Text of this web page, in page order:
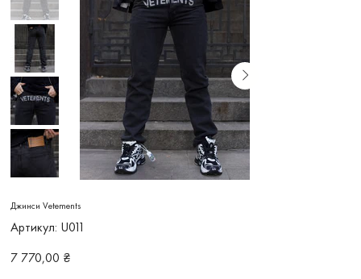
Джинси Vetements
Артикул: Артикул
U011
U011
Ціна
7 770,00 ₴